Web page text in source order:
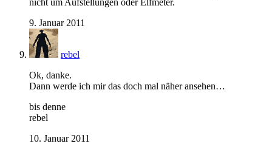
nicht um Aufstellungen oder Elfmeter.
9. Januar 2011
rebel
Ok, danke.
Dann werde ich mir das doch mal näher ansehen…
bis denne
rebel
10. Januar 2011